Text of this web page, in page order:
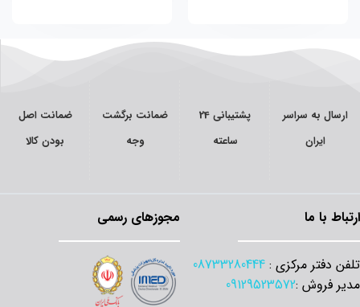
به سراسر
ایران
پشتیبانی 24
ساعته
ضمانت برگشت
ضمانت اصل
بودن کالا
با ما
دفتر مرکزی :08733280444
فروش :09129523572
مجوزهای رسمی